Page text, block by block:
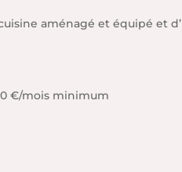
aménagé et équipé et
€/mois minimum